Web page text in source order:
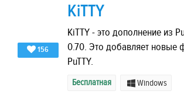
156
KiTTY
KiTTY - это дополнение из
0.70. Это добавляет новые
PuTTY.
Бесплатная Windows